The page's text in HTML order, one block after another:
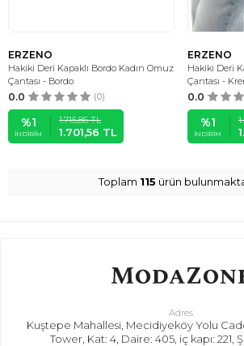
ERZENO
Hakiki Deri Kapaklı Bordo Kadın Omuz
Çantası - Bordo
0.0 (0)
%1
İNDIRIM
1.715,86TL
1.701,56 TL
ERZENO
Hakiki Deri
Çantası -
0.0
%1
İNDIRIM
Toplam 115 ürün
Adres
Kuştepe Mahallesi, Mecidiyeköy Yolu
Tower, Kat: 4, Daire: 405, iç kapı: 221,